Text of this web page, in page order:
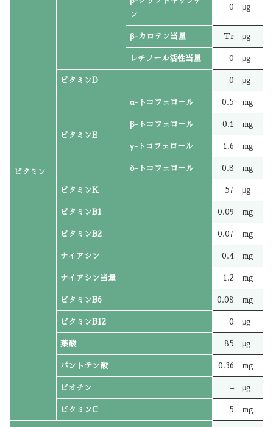
ビタミン
ン
0 μg
β-カロテン当量 Tr μg
レチノール活性当量 0 μg
ビタミンD 0 μg
ビタミンE
α-トコフェロール 0.5 mg
β-トコフェロール 0.1 mg
γ-トコフェロール 1.6 mg
δ-トコフェロール 0.8 mg
ビタミンK 57 μg
ビタミンB1 0.09 mg
ビタミンB2 0.07 mg
ナイアシン 0.4 mg
ナイアシン当量 1.2 mg
ビタミンB6 0.08 mg
ビタミンB12 0 μg
葉酸 85 μg
パントテン酸 0.36 mg
ビオチン – μg
ビタミンC 5 mg